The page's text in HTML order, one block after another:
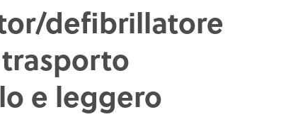
defibrillatore
e leggero